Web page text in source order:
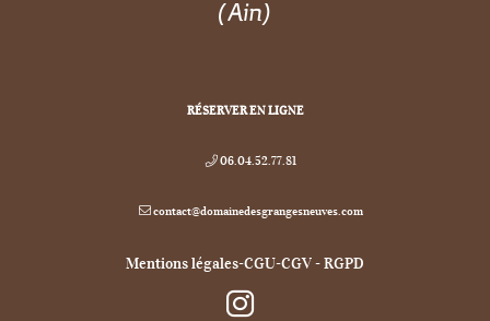
(Ain)
RÉSERVER EN LIGNE
06.04.52.77.81
contact@domainedesgrangesneuves.com
Mentions légales-CGU-CGV-RGPD